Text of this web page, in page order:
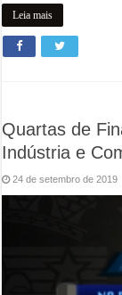
Leia mais
Quartas de
Indústria e
24 de setembro de 2019